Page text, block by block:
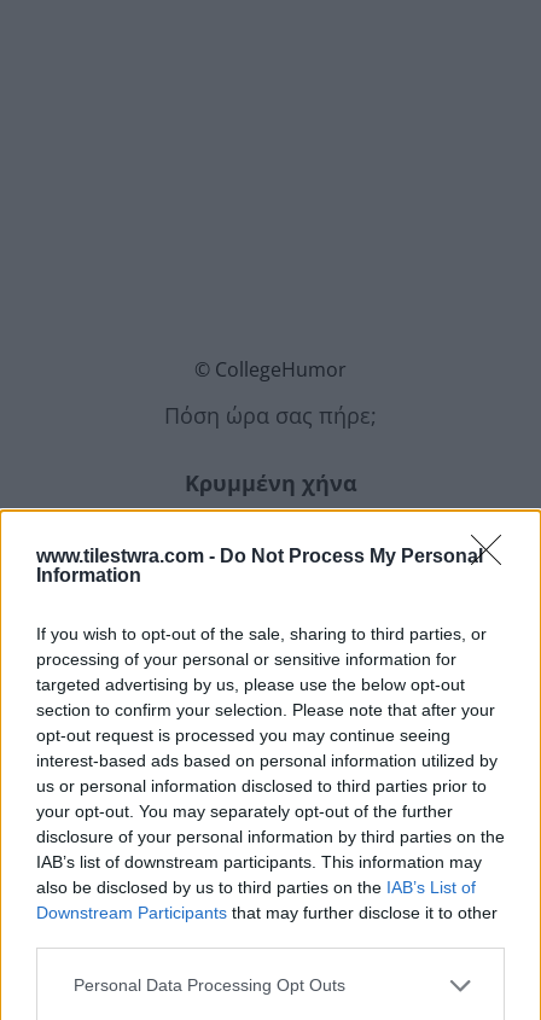
www.tilestwra.com - Do Not Process My Personal
Information
If you wish to opt-out of the sale, sharing to third parties, or
processing of your personal or sensitive information for
targeted advertising by us, please use the below opt-out
section to confirm your selection. Please note that after your
opt-out request is processed you may continue seeing
interest-based ads based on personal information utilized by
us or personal information disclosed to third parties prior to
your opt-out. You may separately opt-out of the further
disclosure of your personal information by third parties on the
IAB’s list of downstream participants. This information may
also be disclosed by us to third parties on the IAB’s List of
Downstream Participants that may further disclose it to other
Personal Data Processing Opt Outs
© CollegeHumor
Πόση ώρα σας πήρε;
Κρυμμένη χήνα